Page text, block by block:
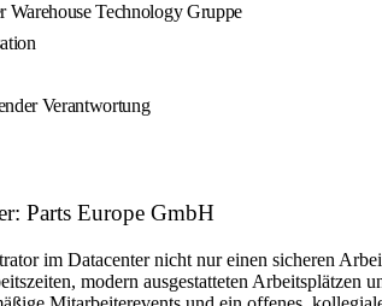
Warehouse Technology Gruppe
Verantwortung
Parts Europe GmbH
im Datacenter nicht nur einen sicheren
modern ausgestatteten Arbeitsplätzen